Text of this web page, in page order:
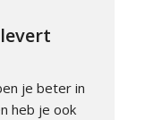
je beter in
heb je ook